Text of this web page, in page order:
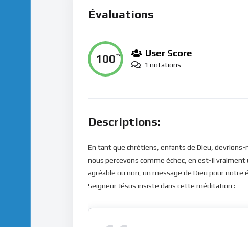
Évaluations
100% User Score
1 notations
Descriptions:
En tant que chrétiens, enfants de Dieu, devrions-
nous percevons comme échec, en est-il vraiment
agréable ou non, un message de Dieu pour
Seigneur Jésus insiste dans cette méditation :